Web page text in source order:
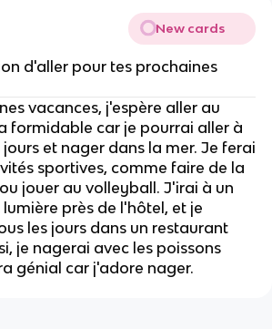
New cards
d'aller pour tes prochaines
vacances, j'espère aller au
formidable car je pourrai aller à
jours et nager dans la mer. Je ferai
sportives, comme faire de la
jouer au volleyball. J'irai à un
près de l'hôtel, et je
les jours dans un restaurant
je nagerai avec les poissons
génial car j'adore nager.